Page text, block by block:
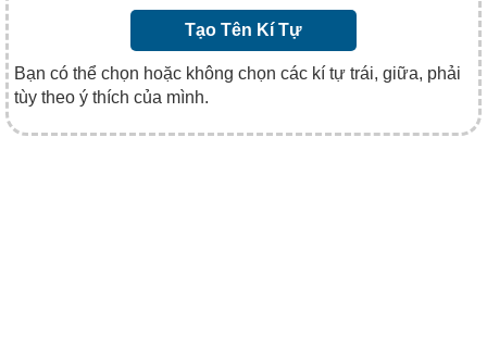
Tạo Tên Kí Tự
Bạn có thể chọn hoặc không chọn các kí tự trái, giữa, phải
tùy theo ý thích của mình.